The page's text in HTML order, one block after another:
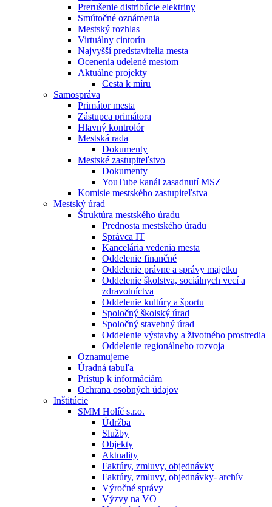
Prerušenie distribúcie elektriny
Smútočné oznámenia
Mestský rozhlas
Virtuálny cintorín
Najvyšší predstavitelia mesta
Ocenenia udelené mestom
Aktuálne projekty
Cesta k míru
Samospráva
Primátor mesta
Zástupca primátora
Hlavný kontrolór
Mestská rada
Dokumenty
Mestské zastupiteľstvo
Dokumenty
YouTube kanál zasadnutí MSZ
Komisie mestského zastupiteľstva
Mestský úrad
Štruktúra mestského úradu
Prednosta mestského úradu
Správca IT
Kancelária vedenia mesta
Oddelenie finančné
Oddelenie právne a správy majetku
Oddelenie školstva, sociálnych vecí a
zdravotníctva
Oddelenie kultúry a športu
Spoločný školský úrad
Spoločný stavebný úrad
Oddelenie výstavby a životného prostredia
Oddelenie regionálneho rozvoja
Oznamujeme
Úradná tabuľa
Prístup k informáciám
Ochrana osobných údajov
Inštitúcie
SMM Holíč s.r.o.
Údržba
Služby
Objekty
Aktuality
Faktúry, zmluvy, objednávky
Faktúry, zmluvy, objednávky- archív
Výročné správy
Výzvy na VO